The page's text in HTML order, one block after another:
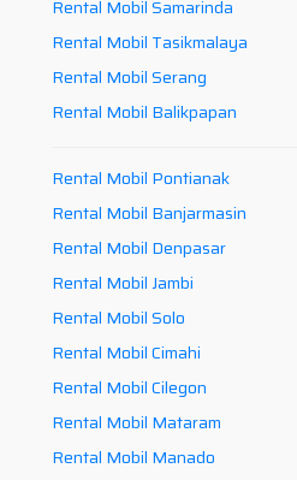
Rental Mobil Samarinda
Rental Mobil Tasikmalaya
Rental Mobil Serang
Rental Mobil Balikpapan
Rental Mobil Pontianak
Rental Mobil Banjarmasin
Rental Mobil Denpasar
Rental Mobil Jambi
Rental Mobil Solo
Rental Mobil Cimahi
Rental Mobil Cilegon
Rental Mobil Mataram
Rental Mobil Manado